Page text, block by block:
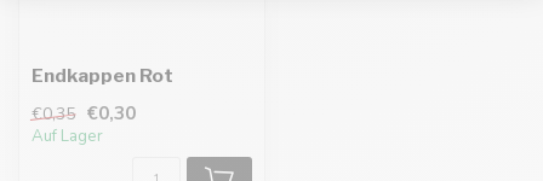
Endkappen Rot
€0,35 €0,30
Auf Lager